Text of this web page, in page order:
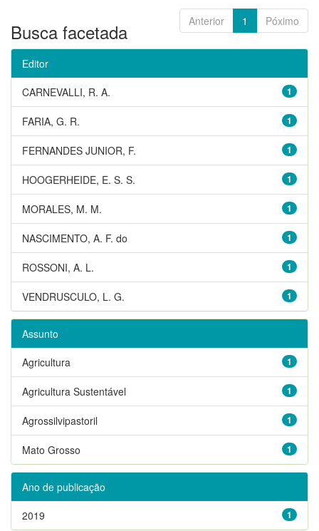
Anterior 1 Póximo
Busca facetada
Editor
1
CARNEVALLI, R. A.
1
FARIA, G. R.
1
FERNANDES JUNIOR, F.
1
HOOGERHEIDE, E. S. S.
1
MORALES, M. M.
1
NASCIMENTO, A. F. do
1
ROSSONI, A. L.
1
VENDRUSCULO, L. G.
Assunto
1
Agricultura
1
Agricultura Sustentável
1
Agrossilvipastoril
1
Mato Grosso
Ano de publicação
1
2019